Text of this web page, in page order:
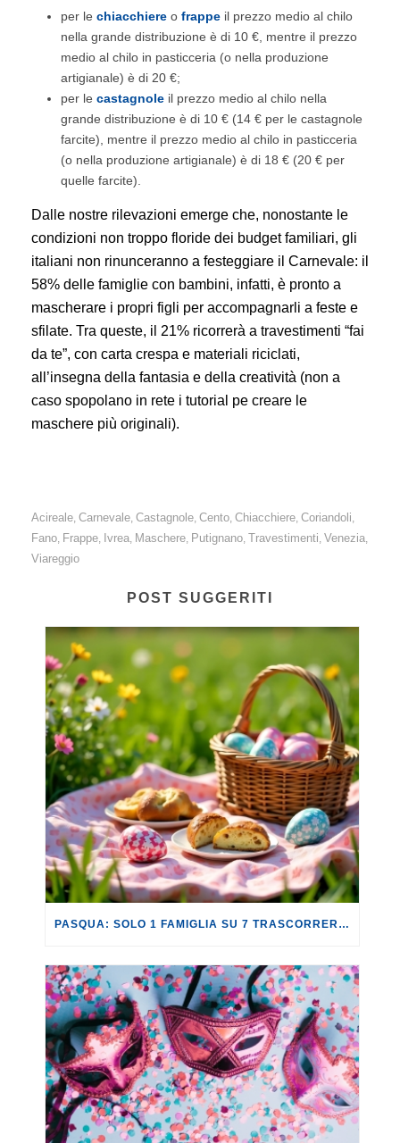
per le chiacchiereo frappeil prezzo medio al chilo
nella grande distribuzione è di 10 €, mentre il prezzo
medio al chilo in pasticceria (o nella produzione
artigianale) è di 20 €;
per le castagnoleil prezzo medio al chilo nella
grande distribuzione è di 10 € (14 € per le castagnole
farcite), mentre il prezzo medio al chilo in pasticceria
(o nella produzione artigianale) è di 18 € (20 € per
quelle farcite).
Dalle nostre rilevazioni emerge che, nonostante le
condizioni non troppo floride dei budget familiari, gli
italiani non rinunceranno a festeggiare il Carnevale: il
58% delle famiglie con bambini, infatti, è pronto a
mascherare i propri figli per accompagnarli a feste e
sfilate. Tra queste, il 21% ricorrerà a travestimenti “fai
da te”, con carta crespa e materiali riciclati,
all’insegna della fantasia e della creatività (non a
caso spopolano in rete i tutorial pe creare le
maschere più originali).
Acireale, Carnevale, Castagnole, Cento, Chiacchiere, Coriandoli,
Fano, Frappe, Ivrea, Maschere, Putignano, Travestimenti, Venezia,
Viareggio
POST SUGGERITI
PASQUA: SOLO 1 FAMIGLIA SU 7 TRASCORRERÀ QUESTA FESTIVITÀ LONTANO DA CASA.